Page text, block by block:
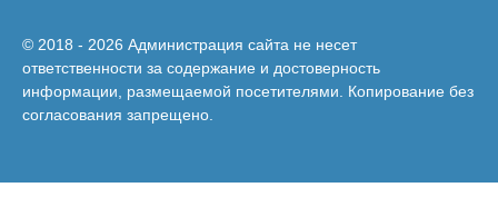
© 2018 - 2026 Администрация сайта не несет
ответственности за содержание и достоверность
информации, размещаемой посетителями. Копирование без
согласования запрещено.